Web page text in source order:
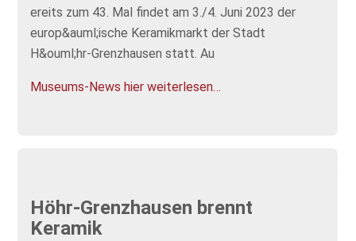
ereits zum 43. Mal findet am 3./4. Juni 2023 der
europ&auml;ische Keramikmarkt der Stadt
H&ouml;hr-Grenzhausen statt. Au
Museums-News hier weiterlesen…
Höhr-Grenzhausen brennt
Keramik